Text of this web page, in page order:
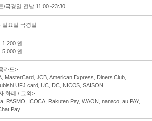
/국경일 전날 11:00~23:30
일요일 국경일
1,200 엔
5,000 엔
카드>
MasterCard, JCB, American Express, Diners Club,
UFJ card, UC, DC, NICOS, SAISON
화폐 / 그외>
PASMO, ICOCA, Rakuten Pay, WAON, nanaco, au PAY,
Pay